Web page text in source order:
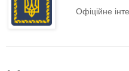
Офіційне